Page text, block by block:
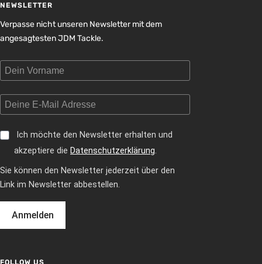
NEWSLETTER
Verpasse nicht unseren Newsletter mit dem
angesagtesten JDM Tackle.
Ich möchte den Newsletter erhalten und
akzeptiere die Datenschutzerklärung.
Sie können den Newsletter jederzeit über den
Link im Newsletter abbestellen.
Anmelden
FOLLOW US